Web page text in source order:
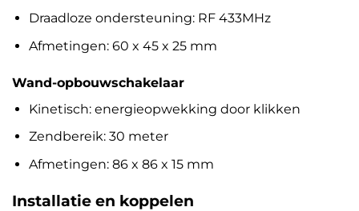
Draadloze ondersteuning: RF 433MHz
Afmetingen: 60 x 45 x 25 mm
Wand-opbouwschakelaar
Kinetisch: energieopwekking door klikken
Zendbereik: 30 meter
Afmetingen: 86 x 86 x 15 mm
Installatie en koppelen